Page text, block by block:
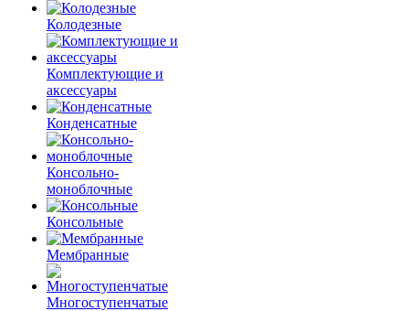
Колодезные
Комплектующие и
аксессуары
Конденсатные
Консольно-
моноблочные
Консольные
Мембранные
Многоступенчатые